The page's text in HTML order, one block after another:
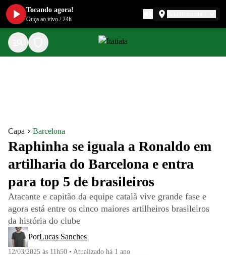
Capa Barcelona
Raphinha se iguala a Ronaldo em
artilharia do Barcelona e entra
para top 5 de brasileiros
Atacante e capitão da equipe catalã vive grande fase e
agora está entre os cinco maiores artilheiros brasileiros
da história do clube
PorLucas Sanches
12/03/2025 às 11h50 • Atualizado há 1 ano
Tocando agora!
Ouça ao vivo /24h